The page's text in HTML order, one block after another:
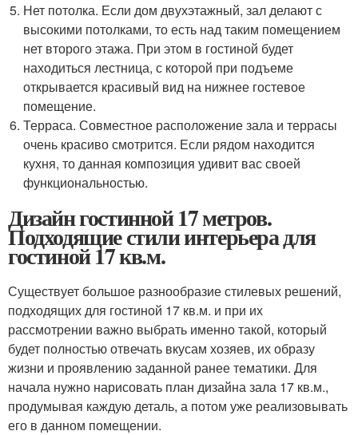
Нет потолка. Если дом двухэтажный, зал делают с
высокими потолками, то есть над таким помещением
нет второго этажа. При этом в гостиной будет
находиться лестница, с которой при подъеме
открывается красивый вид на нижнее гостевое
помещение.
Терраса. Совместное расположение зала и террасы
очень красиво смотрится. Если рядом находится
кухня, то данная композиция удивит вас своей
функциональностью.
Дизайн гостинной 17 метров.
Подходящие стили интерьера для
гостиной 17 кв.м.
Существует большое разнообразие стилевых решений,
подходящих для гостиной 17 кв.м. и при их
рассмотрении важно выбрать именно такой, который
будет полностью отвечать вкусам хозяев, их образу
жизни и проявлению заданной ранее тематики. Для
начала нужно нарисовать план дизайна зала 17 кв.м.,
продумывая каждую деталь, а потом уже реализовывать
его в данном помещении.